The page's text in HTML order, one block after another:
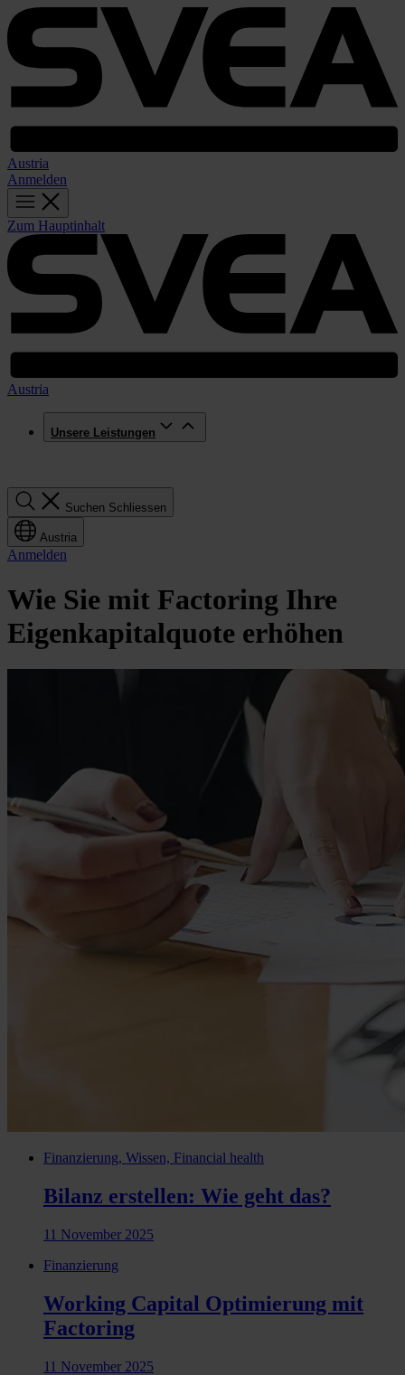
Austria
Anmelden
Zum Hauptinhalt
Austria
Unsere Leistungen
Suchen Schliessen
Austria
Anmelden
Wie Sie mit Factoring Ihre
Eigenkapitalquote erhöhen
Finanzierung, Wissen, Financial health
Bilanz erstellen: Wie geht das?
11 November 2025
Finanzierung
Working Capital Optimierung mit
Factoring
11 November 2025